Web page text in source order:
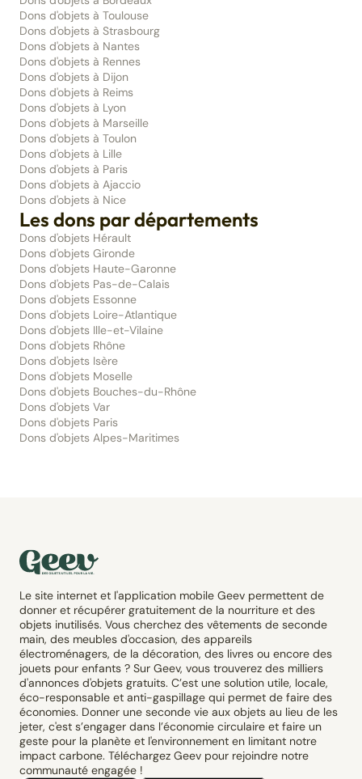
Dons d'objets à Toulouse
Dons d'objets à Strasbourg
Dons d'objets à Nantes
Dons d'objets à Rennes
Dons d'objets à Dijon
Dons d'objets à Reims
Dons d'objets à Lyon
Dons d'objets à Marseille
Dons d'objets à Toulon
Dons d'objets à Lille
Dons d'objets à Paris
Dons d'objets à Ajaccio
Dons d'objets à Nice
Les dons par départements
Dons d'objets Hérault
Dons d'objets Gironde
Dons d'objets Haute-Garonne
Dons d'objets Pas-de-Calais
Dons d'objets Essonne
Dons d'objets Loire-Atlantique
Dons d'objets Ille-et-Vilaine
Dons d'objets Rhône
Dons d'objets Isère
Dons d'objets Moselle
Dons d'objets Bouches-du-Rhône
Dons d'objets Var
Dons d'objets Paris
Dons d'objets Alpes-Maritimes
Le site internet et l'application mobile Geev permettent de
donner et récupérer gratuitement de la nourriture et des
objets inutilisés. Vous cherchez des vêtements de seconde
main, des meubles d'occasion, des appareils
électroménagers, de la décoration, des livres ou encore des
jouets pour enfants ? Sur Geev, vous trouverez des milliers
d'annonces d'objets gratuits. C’est une solution utile, locale,
éco-responsable et anti-gaspillage qui permet de faire des
économies. Donner une seconde vie aux objets au lieu de les
jeter, c'est s’engager dans l’économie circulaire et faire un
geste pour la planète et l'environnement en limitant notre
impact carbone. Téléchargez Geev pour rejoindre notre
communauté engagée !